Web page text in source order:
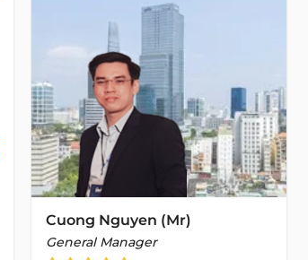
Cuong Nguyen (Mr)
General Manager